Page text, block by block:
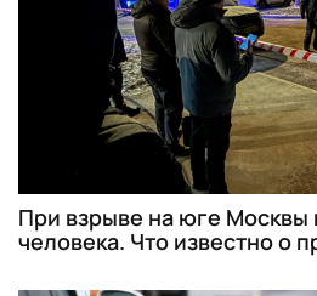
При взрыве на юге Москвы
человека. Что известно о